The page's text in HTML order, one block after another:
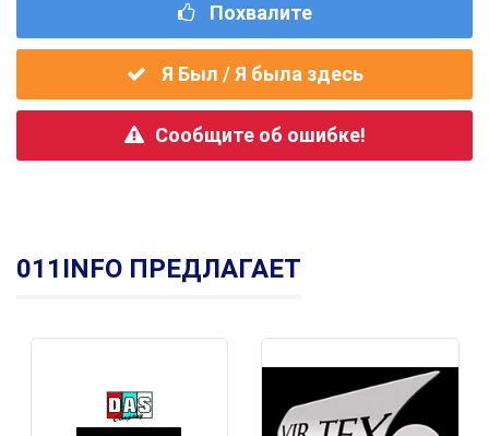
Похвалите
Я Был / Я была здесь
Сообщите об ошибке!
011INFO ПРЕДЛАГАЕТ